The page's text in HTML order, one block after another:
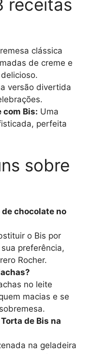
receitas
clássica
de creme e
versão divertida
com Bis: Uma
perfeita
sobre
chocolate no
o Bis por
preferência,
Rocher.
no leite
macias e se
de Bis na
na geladeira